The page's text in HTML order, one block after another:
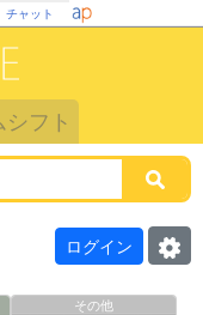
チャット
フト
ログイン
その他